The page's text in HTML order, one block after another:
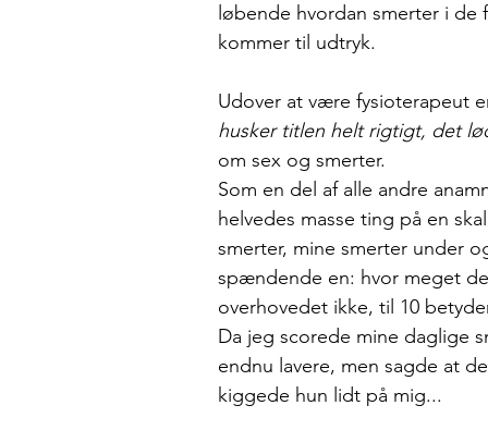
løbende hvordan smerter i
kommer til udtryk.
Udover at være fysioterapeut
husker titlen helt rigtigt, det
om sex og smerter.
Som en del af alle andre
helvedes masse ting på en
smerter, mine smerter under
spændende en: hvor meget
overhovedet ikke, til 10
Da jeg scorede mine daglige
endnu lavere, men sagde at
kiggede hun lidt på mig...